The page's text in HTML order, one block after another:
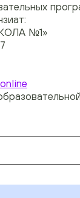
№1»